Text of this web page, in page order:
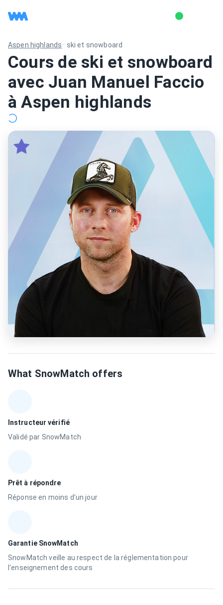
Aspen highlands · ski et snowboard
Cours de ski et snowboard
avec Juan Manuel Faccio
à Aspen highlands
What SnowMatch offers
Instructeur vérifié
Validé par SnowMatch
Prêt à répondre
Réponse en moins d'un jour
Garantie SnowMatch
SnowMatch veille au respect de la réglementation pour
l'enseignement des cours